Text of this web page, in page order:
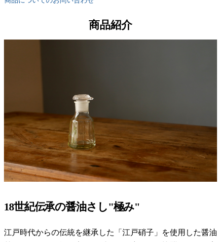
商品紹介
18世紀伝承の醤油さし"極み"
江戸時代からの伝統を継承した「江戸硝子」を使用した醤油